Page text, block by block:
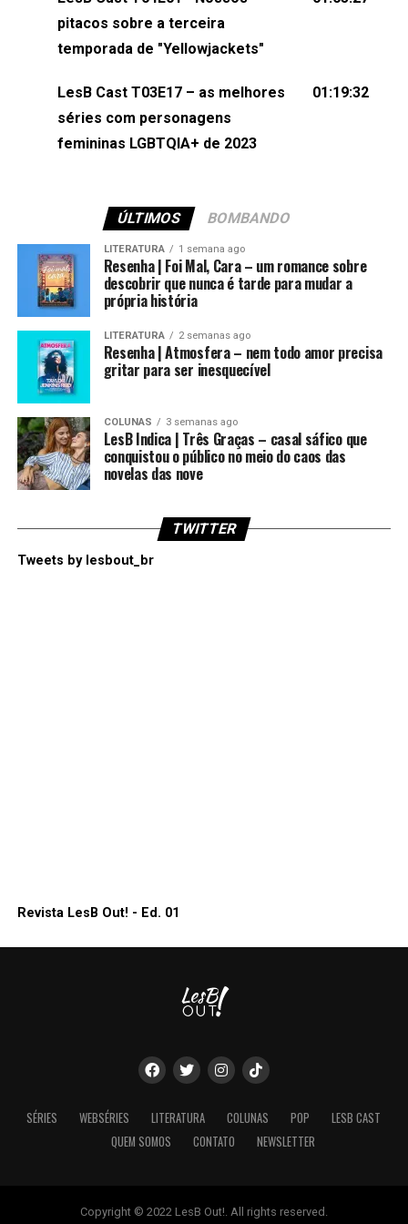
(⁠⁠⁠⁠@brunarfentanes⁠⁠⁠⁠) e Pollyelly FlorêncioEdição de
Naiady Machado
pitacos sobre a terceira
temporada de "Yellowjackets"
LesB Cast T03E17 – as melhores
séries com personagens
femininas LGBTQIA+ de 2023
01:19:32
ÚLTIMOS BOMBANDO
LITERATURA 1 semana ago
Resenha | Foi Mal, Cara – um romance sobre
descobrir que nunca é tarde para mudar a
própria história
LITERATURA 2 semanas ago
Resenha | Atmosfera – nem todo amor precisa
gritar para ser inesquecível
COLUNAS 3 semanas ago
LesB Indica | Três Graças – casal sáfico que
conquistou o público no meio do caos das
novelas das nove
TWITTER
Tweets by lesbout_br
Revista LesB Out! - Ed. 01
SÉRIES WEBSÉRIES LITERATURA COLUNAS POP
LESB CAST
QUEM SOMOS
CONTATO NEWSLETTER
Copyright © 2022 LesB Out!. All rights reserved.